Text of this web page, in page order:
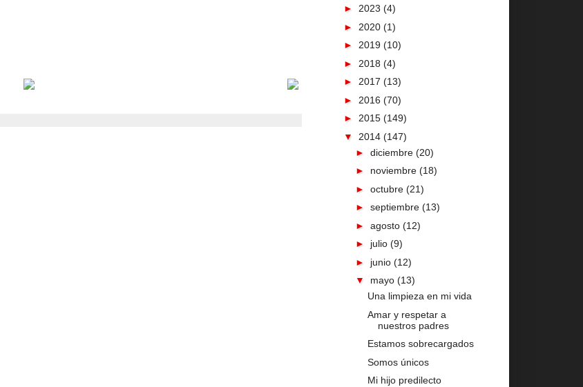
► 2023 (4)
► 2020 (1)
► 2019 (10)
► 2018 (4)
► 2017 (13)
► 2016 (70)
► 2015 (149)
▼ 2014 (147)
► diciembre (20)
► noviembre (18)
► octubre (21)
► septiembre (13)
► agosto (12)
► julio (9)
► junio (12)
▼ mayo (13)
Una limpieza en mi vida
Amar y respetar a
nuestros padres
Estamos sobrecargados
Somos únicos
Mi hijo predilecto